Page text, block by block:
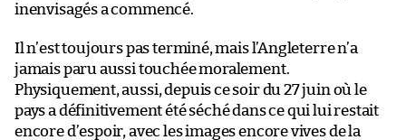
inenvisagés a commencé.
Il n’est toujours pas terminé, mais l’Angleterre n’a
jamais paru aussi touchée moralement.
Physiquement, aussi, depuis ce soir du 27 juin où le
pays a définitivement été séché dans ce qui lui restait
encore d’espoir, avec les images encore vives de la